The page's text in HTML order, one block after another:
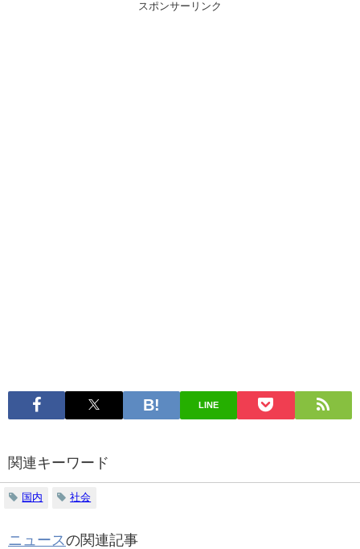
スポンサーリンク
LINE
関連キーワード
国内 社会
ニュースの関連記事